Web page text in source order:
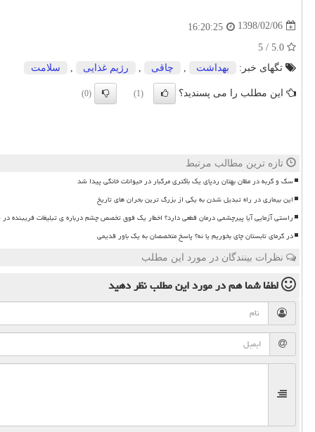
1398/02/06
16:20:25
تگهای خبر:
بهداشت چاقی رژیم غذایی سلامت
این مطلب را می پسندید؟ (1)
(0)
تازه ترین مطالب مرتبط
سگ و گربه در مظان بهتان ردپای یک باکتری مرگبار در حیوانات خانگی پیدا شد
این بیماری در راه تبدیل شدن به یکی از بزرگ ترین بحران های تاریخ
راستی آزمایی آیا پیرچشمی درمان قطعی دارد؟ اخطار یک فوق تخصص چشم درباره ی تبلیغات فریبنده
در گرمای تابستان چای بخوریم یا نه؟ پاسخ متخصصان به یک باور قدیمی
نظرات بینندگان در مورد این مطلب
لطفا شما همدر مورد این مطلبنظر دهید